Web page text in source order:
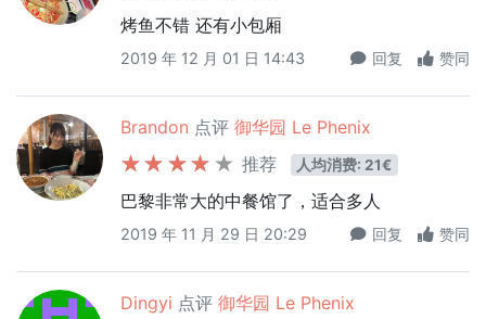
烤鱼不错 还有小包厢
2019 年 12 月 01 日 14:43 回复 赞同
Brandon 点评 御华园 Le Phenix
推荐
人均消费: 21€
巴黎非常大的中餐馆了，适合多人
2019 年 11 月 29 日 20:29 回复 赞同
Dingyi 点评 御华园 Le Phenix